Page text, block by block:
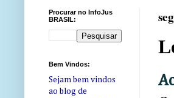
Procurar no InfoJus
BRASIL:
Bem Vindos:
Sejam bem vindos
ao blog de